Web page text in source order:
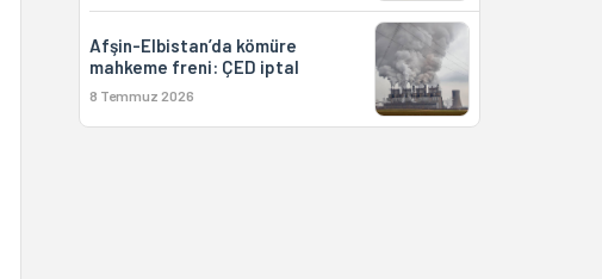
Afşin-Elbistan’da kömüre
mahkeme freni: ÇED iptal
8 Temmuz 2026